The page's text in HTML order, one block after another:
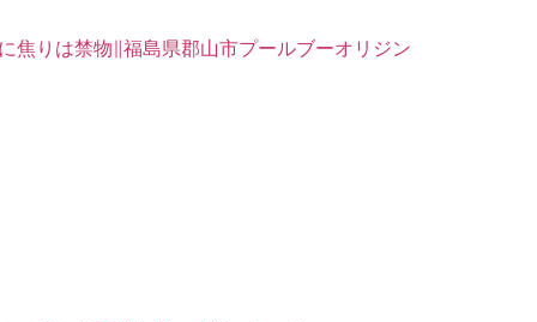
りは禁物∥福島県郡山市プールブーオリジン